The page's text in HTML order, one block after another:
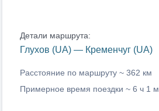
Детали маршрута:
Глухов (UA) — Кременчуг (UA)
Расстояние по маршруту ~ 362 км
Примерное время поездки ~ 6 ч 1 м